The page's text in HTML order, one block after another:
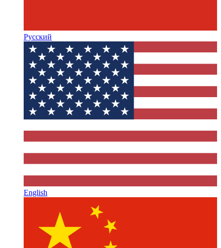
Русский
English